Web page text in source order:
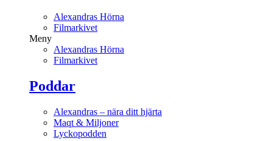
Alexandras Hörna
Filmarkivet
Meny
Alexandras Hörna
Filmarkivet
Poddar
Alexandras – nära ditt hjärta
Maqt & Miljoner
Lyckopodden